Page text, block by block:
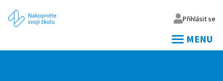
Přihlásit se
MENU